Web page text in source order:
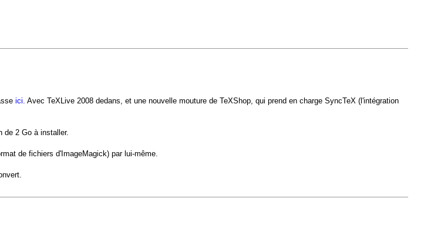
ici. Avec TeXLive 2008 dedans, et une nouvelle mouture de TeXShop, qui prend en charge SyncTeX (l'intégration
de 2 Go à installer.
de fichiers d'ImageMagick) par lui-même.